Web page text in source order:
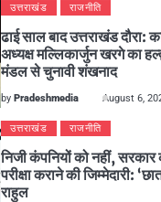
उत्तराखंड राजनीति
ढाई साल बाद उत्तराखंड दौरा:
अध्यक्ष मल्लिकार्जुन खरगे का
मंडल से चुनावी शंखनाद
byPradeshmedia August 6,
उत्तराखंड राजनीति
निजी कंपनियों को नहीं, सरकार
परीक्षा कराने की जिम्मेदारी:
राहुल